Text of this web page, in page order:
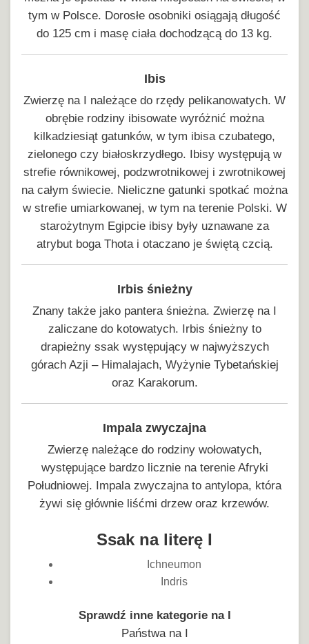
tym w Polsce. Dorosłe osobniki osiągają długość
do 125 cm i masę ciała dochodzącą do 13 kg.
Ibis
Zwierzę na I należące do rzędy pelikanowatych. W
obrębie rodziny ibisowate wyróżnić można
kilkadziesiąt gatunków, w tym ibisa czubatego,
zielonego czy białoskrzydłego. Ibisy występują w
strefie równikowej, podzwrotnikowej i zwrotnikowej
na całym świecie. Nieliczne gatunki spotkać można
w strefie umiarkowanej, w tym na terenie Polski. W
starożytnym Egipcie ibisy były uznawane za
atrybut boga Thota i otaczano je świętą czcią.
Irbis śnieżny
Znany także jako pantera śnieżna. Zwierzę na I
zaliczane do kotowatych. Irbis śnieżny to
drapieżny ssak występujący w najwyższych
górach Azji – Himalajach, Wyżynie Tybetańskiej
oraz Karakorum.
Impala zwyczajna
Zwierzę należące do rodziny wołowatych,
występujące bardzo licznie na terenie Afryki
Południowej. Impala zwyczajna to antylopa, która
żywi się głównie liśćmi drzew oraz krzewów.
Ssak na literę I
Ichneumon
Indris
Sprawdź inne kategorie na I
Państwa na I